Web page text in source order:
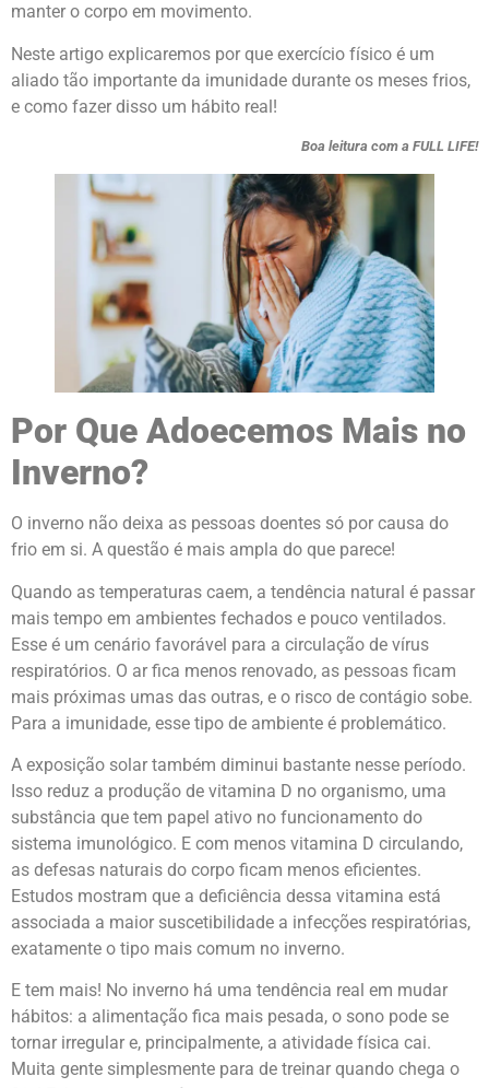
manter o corpo em movimento.
Neste artigo explicaremos por que exercício físico é um
aliado tão importante da imunidade durante os meses frios,
e como fazer disso um hábito real!
Boa leitura com a FULL LIFE!
Por Que Adoecemos Mais no
Inverno?
O inverno não deixa as pessoas doentes só por causa do
frio em si. A questão é mais ampla do que parece!
Quando as temperaturas caem, a tendência natural é passar
mais tempo em ambientes fechados e pouco ventilados.
Esse é um cenário favorável para a circulação de vírus
respiratórios. O ar fica menos renovado, as pessoas ficam
mais próximas umas das outras, e o risco de contágio sobe.
Para a imunidade, esse tipo de ambiente é problemático.
A exposição solar também diminui bastante nesse período.
Isso reduz a produção de vitamina D no organismo, uma
substância que tem papel ativo no funcionamento do
sistema imunológico. E com menos vitamina D circulando,
as defesas naturais do corpo ficam menos eficientes.
Estudos mostram que a deficiência dessa vitamina está
associada a maior suscetibilidade a infecções respiratórias,
exatamente o tipo mais comum no inverno.
E tem mais! No inverno há uma tendência real em mudar
hábitos: a alimentação fica mais pesada, o sono pode se
tornar irregular e, principalmente, a atividade física cai.
Muita gente simplesmente para de treinar quando chega o